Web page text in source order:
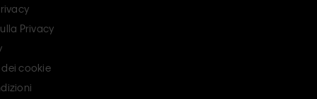
Privacy
cookie